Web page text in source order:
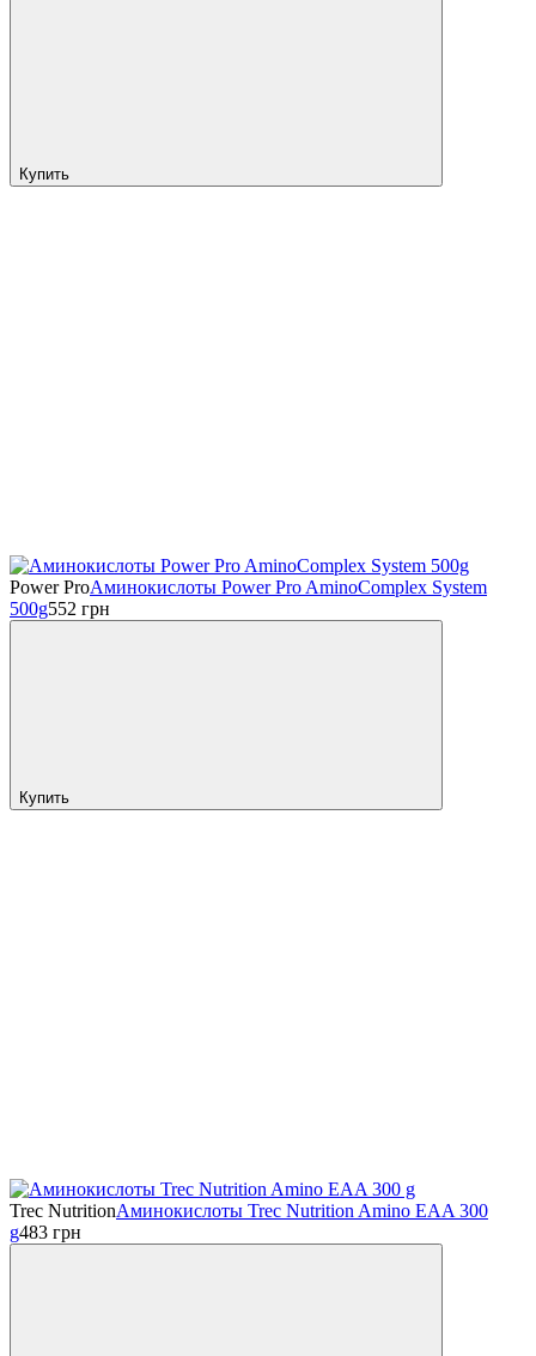
Купить
Power ProАминокислоты Power Pro AminoComplex System
500g552 грн
Купить
Trec NutritionАминокислоты Trec Nutrition Amino EAA 300
g483 грн